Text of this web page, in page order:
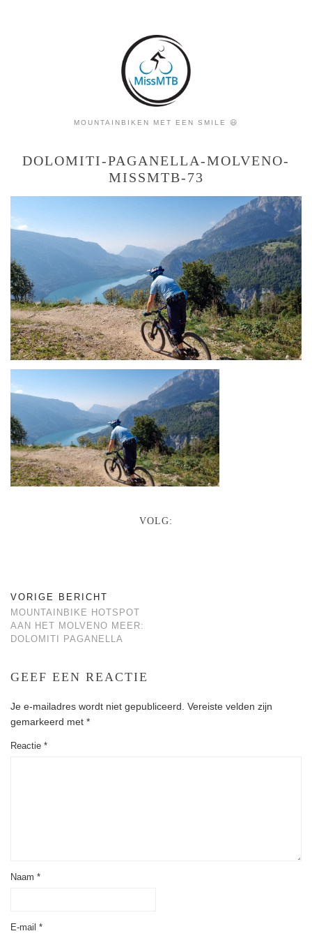
MOUNTAINBIKEN MET EEN SMILE 😃
DOLOMITI-PAGANELLA-MOLVENO-
MISSMTB-73
VOLG:
VORIGE BERICHT
MOUNTAINBIKE HOTSPOT
AAN HET MOLVENO MEER:
DOLOMITI PAGANELLA
GEEF EEN REACTIE
Je e-mailadres wordt niet gepubliceerd. Vereiste velden zijn
gemarkeerd met *
Reactie *
Naam *
E-mail *